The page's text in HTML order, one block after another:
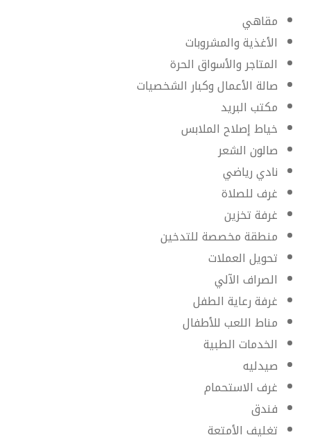
مقاهي
الأغذية والمشروبات
المتاجر والأسواق الحرة
صالة الأعمال وكبار الشخصيات
مكتب البريد
خياط إصلاح الملابس
صالون الشعر
نادي رياضي
غرف للصلاة
غرفة تخزين
منطقة مخصصة للتدخين
تحويل العملات
الصراف الآلي
غرفة رعاية الطفل
مناط اللعب للأطفال
الخدمات الطبية
صيدليه
غرف الاستحمام
فندق
تغليف الأمتعة